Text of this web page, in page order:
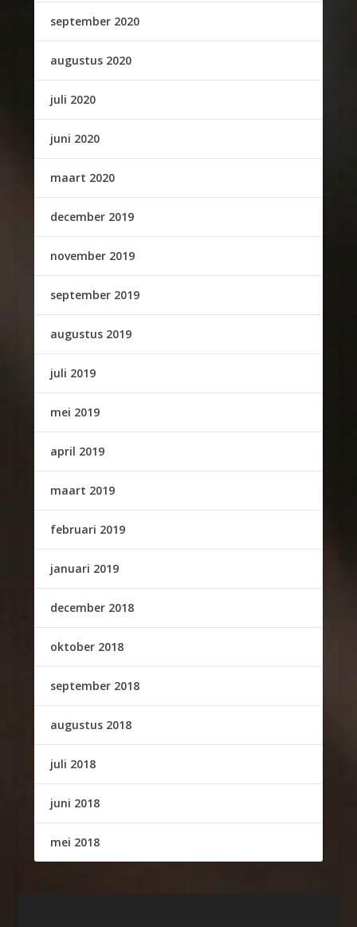
september 2020
augustus 2020
juli 2020
juni 2020
maart 2020
december 2019
november 2019
september 2019
augustus 2019
juli 2019
mei 2019
april 2019
maart 2019
februari 2019
januari 2019
december 2018
oktober 2018
september 2018
augustus 2018
juli 2018
juni 2018
mei 2018